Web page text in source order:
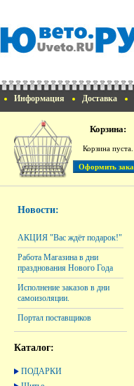
Информация Доставка
Корзина:
Корзина пуста.
Новости:
АКЦИЯ "Вас ждёт подарок!"
Работа Магазина в дни
празднования Нового Года
Исполнение заказов в дни
самоизоляции.
Портал поставщиков
Каталог:
ПОДАРКИ